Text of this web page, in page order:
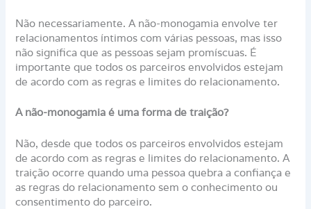
Não necessariamente. A não-monogamia envolve ter
relacionamentos íntimos com várias pessoas, mas isso
não significa que as pessoas sejam promíscuas. É
importante que todos os parceiros envolvidos estejam
de acordo com as regras e limites do relacionamento.
A não-monogamia é uma forma de traição?
Não, desde que todos os parceiros envolvidos estejam
de acordo com as regras e limites do relacionamento. A
traição ocorre quando uma pessoa quebra a confiança e
as regras do relacionamento sem o conhecimento ou
consentimento do parceiro.